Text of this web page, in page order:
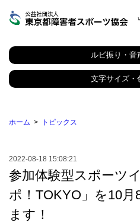
都
障
害
者
ス
協
ルビ振り・音
文字サイズ・
ホーム トピックス
2022-08-18 15:08:21
参加体験型スポーツ
ポ！TOKYO」を10月
ます！